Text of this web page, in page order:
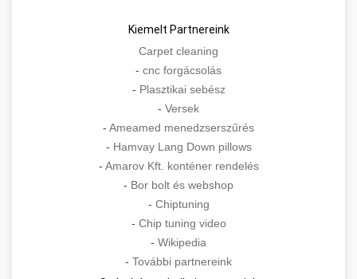
Kiemelt Partnereink
Carpet cleaning
- cnc forgácsolás
- Plasztikai sebész
- Versek
- Ameamed menedzserszűrés
- Hamvay Lang Down pillows
- Amarov Kft. konténer rendelés
- Bor bolt és webshop
- Chiptuning
- Chip tuning video
- Wikipedia
- További partnereink